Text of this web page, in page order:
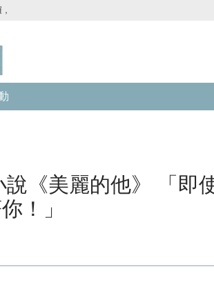
不要被騙了！請各位喜歡青文購物網的朋友們，提高警
說《美麗的他》 「
！」